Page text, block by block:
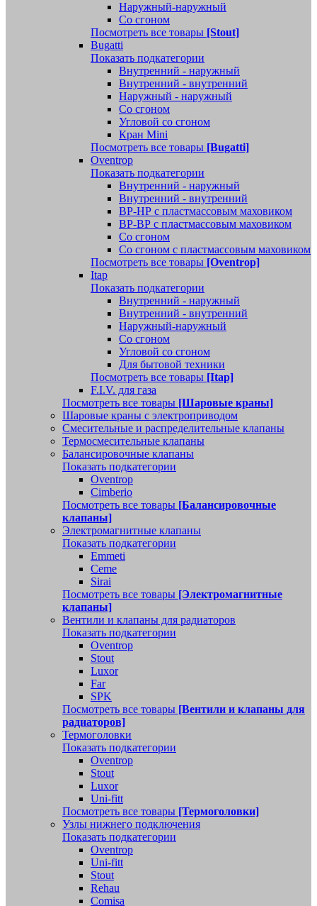
Наружный-наружный
Со сгоном
Посмотреть все товары [Stout]
Bugatti
Показать подкатегории
Внутренний - наружный
Внутренний - внутренний
Наружный - наружный
Со сгоном
Угловой со сгоном
Кран Mini
Посмотреть все товары [Bugatti]
Oventrop
Показать подкатегории
Внутренний - наружный
Внутренний - внутренний
ВР-НР с пластмассовым маховиком
ВР-ВР с пластмассовым маховиком
Со сгоном
Со сгоном с пластмассовым маховиком
Посмотреть все товары [Oventrop]
Itap
Показать подкатегории
Внутренний - наружный
Внутренний - внутренний
Наружный-наружный
Со сгоном
Угловой со сгоном
Для бытовой техники
Посмотреть все товары [Itap]
F.I.V. для газа
Посмотреть все товары [Шаровые краны]
Шаровые краны с электроприводом
Смесительные и распределительные клапаны
Термосмесительные клапаны
Балансировочные клапаны
Показать подкатегории
Oventrop
Cimberio
Посмотреть все товары [Балансировочные
клапаны]
Электромагнитные клапаны
Показать подкатегории
Emmeti
Ceme
Sirai
Посмотреть все товары [Электромагнитные
клапаны]
Вентили и клапаны для радиаторов
Показать подкатегории
Oventrop
Stout
Luxor
Far
SPK
Посмотреть все товары [Вентили и клапаны для
радиаторов]
Термоголовки
Показать подкатегории
Oventrop
Stout
Luxor
Uni-fitt
Посмотреть все товары [Термоголовки]
Узлы нижнего подключения
Показать подкатегории
Oventrop
Uni-fitt
Stout
Rehau
Comisa